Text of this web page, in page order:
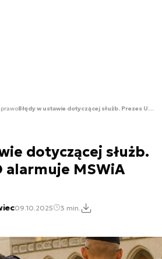
Błędy w ustawie dotyczącej służb. Prezes UODO alarmuje MSWiA
dotyczącej służb.
alarmuje MSWiA
09.10.2025 3 min.